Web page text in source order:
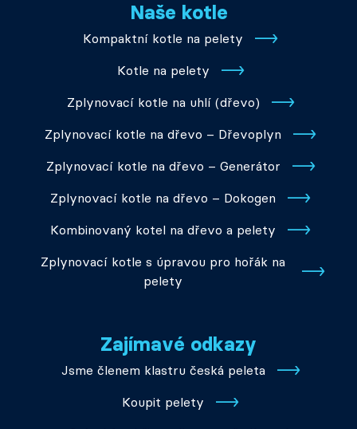
Naše kotle
Kompaktní kotle na pelety
Kotle na pelety
Zplynovací kotle na uhlí (dřevo)
Zplynovací kotle na dřevo – Dřevoplyn
Zplynovací kotle na dřevo – Generátor
Zplynovací kotle na dřevo – Dokogen
Kombinovaný kotel na dřevo a pelety
Zplynovací kotle s úpravou pro hořák na
pelety
Zajímavé odkazy
Jsme členem klastru česká peleta
Koupit pelety